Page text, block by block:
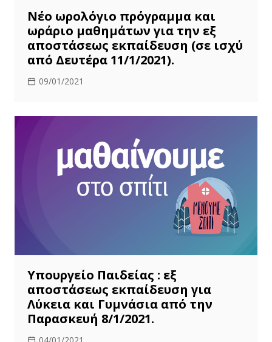
Νέο ωρολόγιο πρόγραμμα και
ωράριο μαθημάτων για την εξ
αποστάσεως εκπαίδευση (σε ισχύ
από Δευτέρα 11/1/2021).
09/01/2021
Υπουργείο Παιδείας : εξ
αποστάσεως εκπαίδευση για
Λύκεια και Γυμνάσια από την
Παρασκευή 8/1/2021.